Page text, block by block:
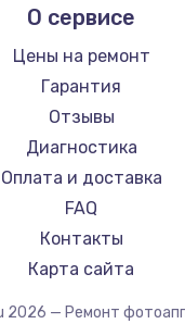
LUMIX
Kodak
Blackmagic
О сервисе
Цены на ремонт
Гарантия
Отзывы
Диагностика
Оплата и доставка
FAQ
Контакты
Карта сайта
2026 — Ремонт